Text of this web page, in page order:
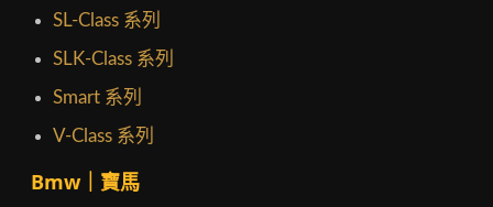
SL-Class 系列
SLK-Class 系列
Smart 系列
V-Class 系列
Bmw｜寶馬